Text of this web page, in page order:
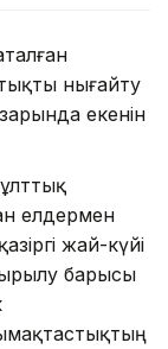
нығайту
екенін
елдермен
жай-күйі
барысы